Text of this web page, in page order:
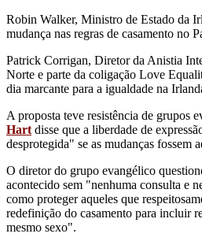
Robin Walker, Ministro de Estado da
mudança nas regras de casamento no
Patrick Corrigan, Diretor da Anistia
Norte e parte da coligação Love
dia marcante para a igualdade na
A proposta teve resistência de grupos
Hart disse que a liberdade de
desprotegida" se as mudanças fossem
O diretor do grupo evangélico
acontecido sem "nenhuma consulta e
como proteger aqueles que
redefinição do casamento para incluir
mesmo sexo".